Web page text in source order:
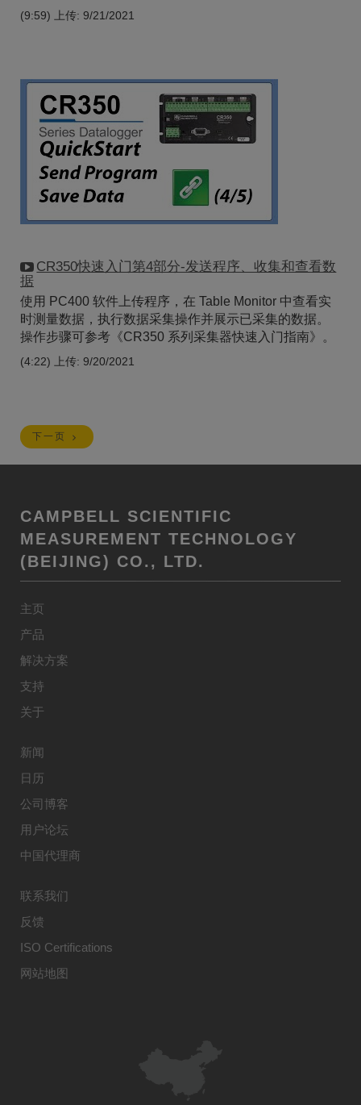
(9:59) 上传: 9/21/2021
CR350快速入门第4部分-发送程序、收集和查看数
据
使用 PC400 软件上传程序，在 Table Monitor 中查看实
时测量数据，执行数据采集操作并展示已采集的数据。
操作步骤可参考《CR350 系列采集器快速入门指南》。
(4:22) 上传: 9/20/2021
下一页
CAMPBELL SCIENTIFIC
MEASUREMENT TECHNOLOGY
(BEIJING) CO., LTD.
主页
产品
解决方案
支持
关于
新闻
日历
公司博客
用户论坛
中国代理商
联系我们
反馈
ISO Certifications
网站地图